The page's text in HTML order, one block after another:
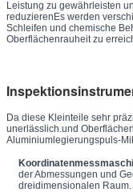
Leistung zu gewährleisten
reduzierenEs werden
Schleifen und chemische
Oberflächenrauheit zu
Da diese Kleinteile sehr
unerlässlich.und
Aluminiumlegierungspuls-
der Abmessungen und
dreidimensionalen Raum.